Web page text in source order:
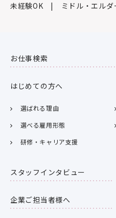
未経験OK
ミドル・エルダ
お仕事検索
はじめての方へ
選ばれる理由
選べる雇用形態
研修・キャリア支援
スタッフインタビュー
企業ご担当者様へ